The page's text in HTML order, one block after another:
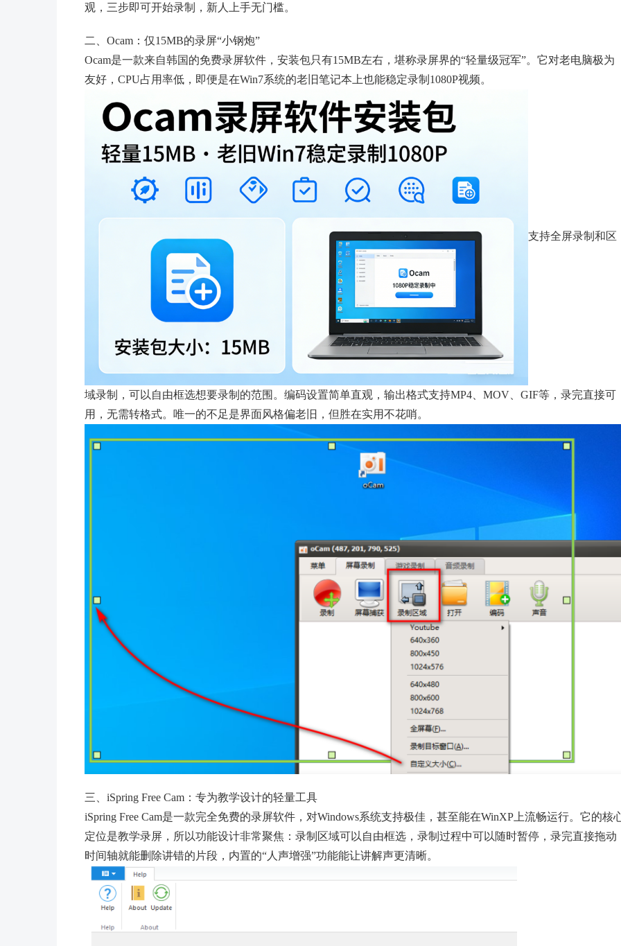
观，三步即可开始录制，新人上手无门槛。
二、Ocam：仅15MB的录屏“小钢炮”
Ocam是一款来自韩国的免费录屏软件，安装包只有15MB左右，堪称录屏界的“轻量级冠军”。它对老电脑极为
友好，CPU占用率低，即便是在Win7系统的老旧笔记本上也能稳定录制1080P视频。
支持全屏录制和区
域录制，可以自由框选想要录制的范围。编码设置简单直观，输出格式支持MP4、MOV、GIF等，录完直接可
用，无需转格式。唯一的不足是界面风格偏老旧，但胜在实用不花哨。
三、iSpring Free Cam：专为教学设计的轻量工具
iSpring Free Cam是一款完全免费的录屏软件，对Windows系统支持极佳，甚至能在WinXP上流畅运行。它的核
定位是教学录屏，所以功能设计非常聚焦：录制区域可以自由框选，录制过程中可以随时暂停，录完直接拖动
时间轴就能删除讲错的片段，内置的“人声增强”功能能让讲解声更清晰。